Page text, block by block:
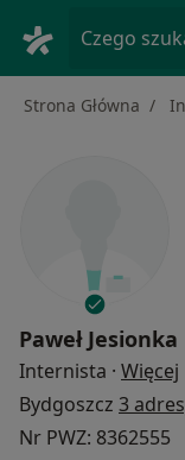
Czego
Strona Główna
Paweł Jesionka
Internista · Więcej
Bydgoszcz 3
Nr PWZ: 8362555